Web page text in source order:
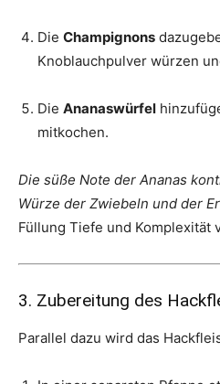
Die Champignons
Knoblauchpulver würzen
Die Ananaswürfel
mitkochen.
Die süße Note der Ananas
Würze der Zwiebeln und der
Füllung Tiefe und Komplexität
3. Zubereitung des
Parallel dazu wird das